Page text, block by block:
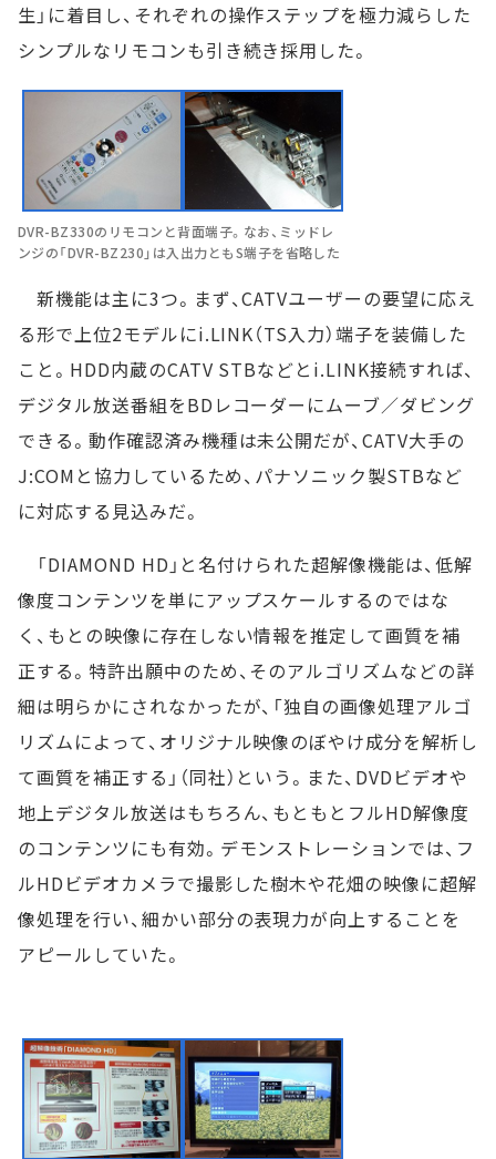
生」に着目し、それぞれの操作ステップを極力減らした
シンプルなリモコンも引き続き採用した。
DVR-BZ330のリモコンと背面端子。なお、ミッドレ
ンジの「DVR-BZ230」は入出力ともS端子を省略した
新機能は主に3つ。まず、CATVユーザーの要望に応え
る形で上位2モデルにi.LINK（TS入力）端子を装備した
こと。HDD内蔵のCATV STBなどとi.LINK接続すれば、
デジタル放送番組をBDレコーダーにムーブ／ダビング
できる。動作確認済み機種は未公開だが、CATV大手の
J:COMと協力しているため、パナソニック製STBなど
に対応する見込みだ。
「DIAMOND HD」と名付けられた超解像機能は、低解
像度コンテンツを単にアップスケールするのではな
く、もとの映像に存在しない情報を推定して画質を補
正する。特許出願中のため、そのアルゴリズムなどの詳
細は明らかにされなかったが、「独自の画像処理アルゴ
リズムによって、オリジナル映像のぼやけ成分を解析し
て画質を補正する」（同社）という。また、DVDビデオや
地上デジタル放送はもちろん、もともとフルHD解像度
のコンテンツにも有効。デモンストレーションでは、フ
ルHDビデオカメラで撮影した樹木や花畑の映像に超解
像処理を行い、細かい部分の表現力が向上することを
アピールしていた。